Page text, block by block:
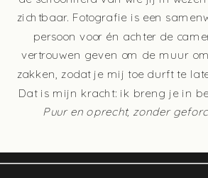
zichtbaar. Fotografie is een
persoon voor én achter de
vertrouwen geven om de muur
zakken, zodat je mij toe durft te
Dat is mijn kracht: ik breng je in
Puur en oprecht, zonder